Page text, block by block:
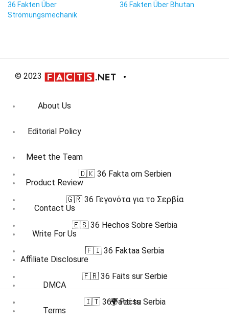
36 Fakten Über
Strömungsmechanik
36 Fakten Über Bhutan
© 2023
About Us
Editorial Policy
Meet the Team
Product Review
Contact Us
Write For Us
Affiliate Disclosure
DMCA
Terms
🇩🇰 36 Fakta om Serbien
🇬🇷 36 Γεγονότα για το Σερβία
🇪🇸 36 Hechos Sobre Serbia
🇫🇮 36 Faktaa Serbia
🇫🇷 36 Faits sur Serbie
🇮🇹 36 Fatti su Serbia
🌍 Facts